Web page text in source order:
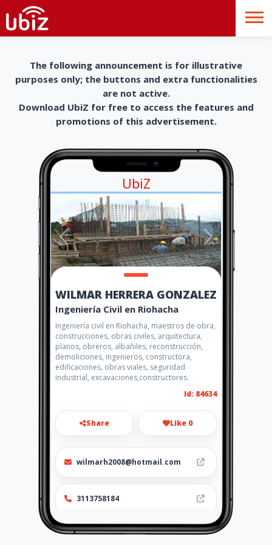
The following announcement is for illustrative
purposes only; the buttons and extra functionalities
are not active.
Download UbiZ for free to access the features and
promotions of this advertisement.
UbiZ
WILMAR HERRERA GONZALEZ
Ingeniería Civil en Riohacha
Ingeniería civil en Riohacha, maestros de obra,
construcciones, obras civiles, arquitectura,
planos, obreros, albañiles, reconstrucción,
demoliciones, ingenieros, constructora,
edificaciones, obras viales, seguridad
industrial, excavaciones,constructores.
Id: 84634
Share Like 0
wilmarh2008@hotmail.com
3113758184
http://www.amarillasinternet